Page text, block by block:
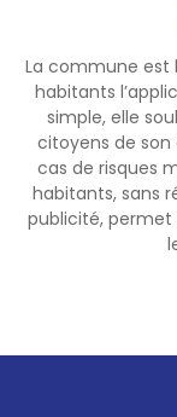
La commune est
habitants
simple, elle
citoyens de
cas de risques
habitants, sans
publicité, permet